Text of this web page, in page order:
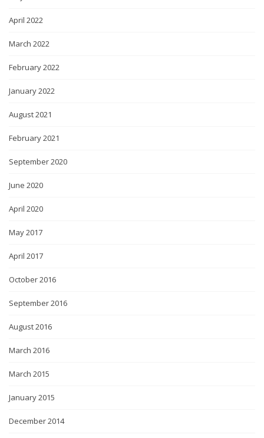
April 2022
March 2022
February 2022
January 2022
August 2021
February 2021
September 2020
June 2020
April 2020
May 2017
April 2017
October 2016
September 2016
August 2016
March 2016
March 2015
January 2015
December 2014